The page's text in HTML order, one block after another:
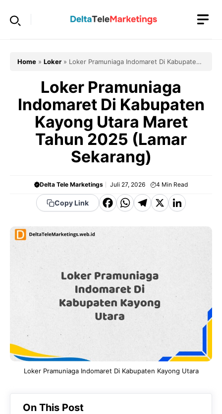
Home » Loker » Loker Pramuniaga Indomaret Di Kabupaten
Loker Pramuniaga
Indomaret Di Kabupaten
Kayong Utara Maret
Tahun 2025 (Lamar
Sekarang)
Delta Tele Marketings Juli 27, 2026 4 Min Read
Copy Link
F
e
o
o
k
W
a
t
A
p
p
T
g
r
a
m
X Li
k
e
Loker Pramuniaga Indomaret Di Kabupaten Kayong Utara
On This Post